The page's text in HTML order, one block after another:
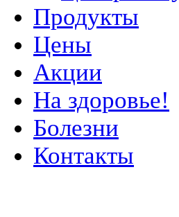
Продукты
Цены
Акции
На здоровье!
Болезни
Контакты